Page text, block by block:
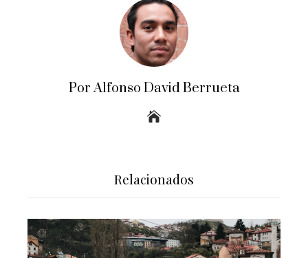
Por Alfonso David Berrueta
Relacionados